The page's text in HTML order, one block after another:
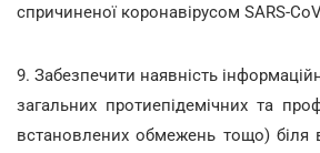
спричиненої коронавірусом SARS-
9. Забезпечити наявність
загальних протиепідемічних та
встановлених обмежень тощо)